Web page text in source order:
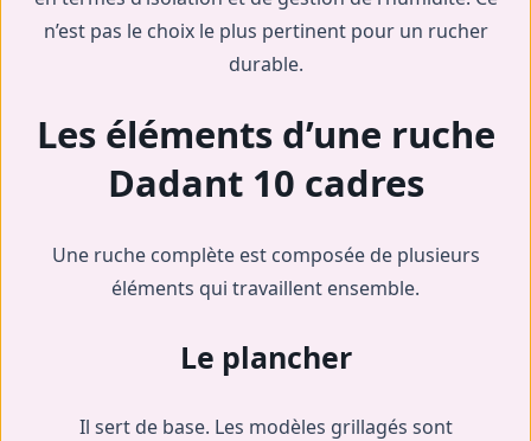
n’est pas le choix le plus pertinent pour un rucher
durable.
Les éléments d’une ruche
Dadant 10 cadres
Une ruche complète est composée de plusieurs
éléments qui travaillent ensemble.
Le plancher
Il sert de base. Les modèles grillagés sont